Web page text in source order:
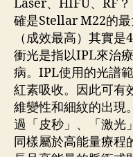
Laser、HIFU、RF
確是Stellar M22的
（成效最高）其實
衝光是指以IPL來治
病。IPL使用的光譜
紅素吸收。因此可有
維變性和細紋的出現
過「皮秒」、「激光
同樣屬於高能量療程